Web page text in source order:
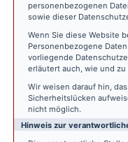
personenbezogenen
sowie dieser
Wenn Sie diese Website
Personenbezogene
vorliegende
erläutert auch, wie und
Wir weisen darauf hin,
Sicherheitslücken
nicht möglich.
Hinweis zur